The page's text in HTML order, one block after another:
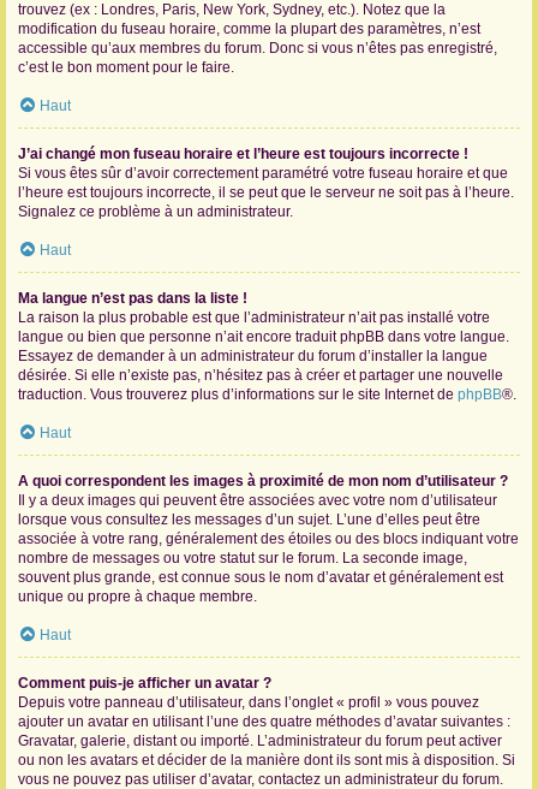
trouvez (ex : Londres, Paris, New York, Sydney, etc.). Notez que la
modification du fuseau horaire, comme la plupart des paramètres, n’est
accessible qu’aux membres du forum. Donc si vous n’êtes pas enregistré,
c’est le bon moment pour le faire.
Haut
J’ai changé mon fuseau horaire et l’heure est toujours incorrecte !
Si vous êtes sûr d’avoir correctement paramétré votre fuseau horaire et que
l’heure est toujours incorrecte, il se peut que le serveur ne soit pas à l’heure.
Signalez ce problème à un administrateur.
Haut
Ma langue n’est pas dans la liste !
La raison la plus probable est que l’administrateur n’ait pas installé votre
langue ou bien que personne n’ait encore traduit phpBB dans votre langue.
Essayez de demander à un administrateur du forum d’installer la langue
désirée. Si elle n’existe pas, n’hésitez pas à créer et partager une nouvelle
traduction. Vous trouverez plus d’informations sur le site Internet de phpBB®.
Haut
A quoi correspondent les images à proximité de mon nom d’utilisateur ?
Il y a deux images qui peuvent être associées avec votre nom d’utilisateur
lorsque vous consultez les messages d’un sujet. L’une d’elles peut être
associée à votre rang, généralement des étoiles ou des blocs indiquant votre
nombre de messages ou votre statut sur le forum. La seconde image,
souvent plus grande, est connue sous le nom d’avatar et généralement est
unique ou propre à chaque membre.
Haut
Comment puis-je afficher un avatar ?
Depuis votre panneau d’utilisateur, dans l’onglet « profil » vous pouvez
ajouter un avatar en utilisant l’une des quatre méthodes d’avatar suivantes :
Gravatar, galerie, distant ou importé. L’administrateur du forum peut activer
ou non les avatars et décider de la manière dont ils sont mis à disposition. Si
vous ne pouvez pas utiliser d’avatar, contactez un administrateur du forum.